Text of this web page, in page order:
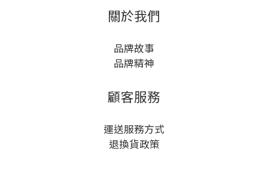
關於我們
品牌故事
品牌精神
顧客服務
運送服務方式
退換貨政策